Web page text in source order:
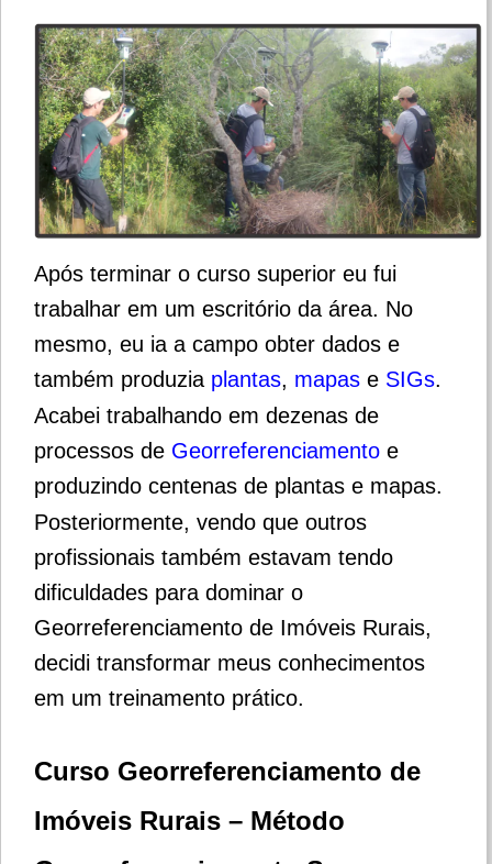
Após terminar o curso superior eu fui
trabalhar em um escritório da área. No
mesmo, eu ia a campo obter dados e
também produzia plantas, mapas e SIGs.
Acabei trabalhando em dezenas de
processos de Georreferenciamento e
produzindo centenas de plantas e mapas.
Posteriormente, vendo que outros
profissionais também estavam tendo
dificuldades para dominar o
Georreferenciamento de Imóveis Rurais,
decidi transformar meus conhecimentos
em um treinamento prático.
Curso Georreferenciamento de
Imóveis Rurais – Método